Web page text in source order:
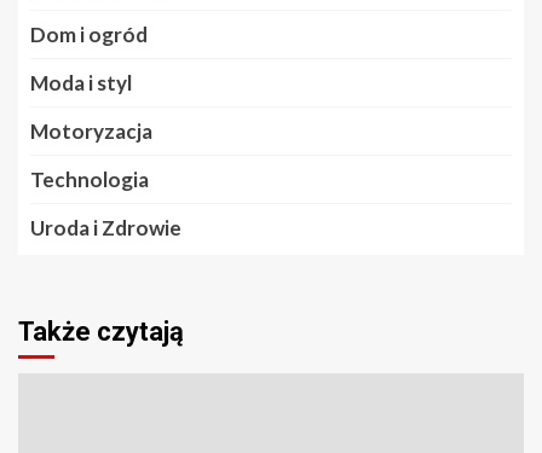
Dom i ogród
Moda i styl
Motoryzacja
Technologia
Uroda i Zdrowie
Także czytają